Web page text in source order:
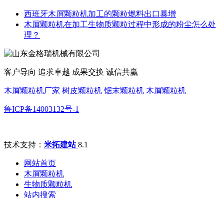
西班牙木屑颗粒机加工的颗粒燃料出口暴增
木屑颗粒机在加工生物质颗粒过程中形成的粉尘怎么处
理？
客户导向 追求卓越 成果交换 诚信共赢
木屑颗粒机厂家 树皮颗粒机 锯末颗粒机 木屑颗粒机
鲁ICP备14003132号-1
技术支持： 米拓建站8.1
网站首页
木屑颗粒机
生物质颗粒机
站内搜索